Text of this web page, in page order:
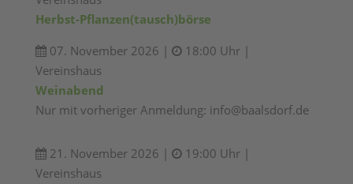
Herbst-Pflanzen(tausch)börse
07. November 2026 |
18:00 Uhr |
Vereinshaus
Weinabend
Nur mit vorheriger Anmeldung: info@baalsdorf.de
21. November 2026 |
19:00 Uhr |
Vereinshaus